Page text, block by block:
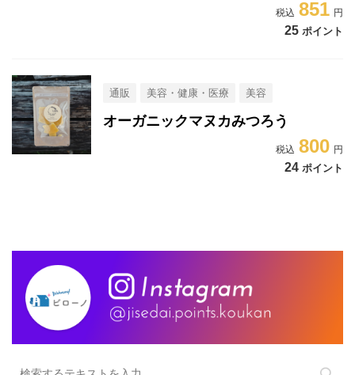
851
25 ポイント
通販 美容・健康・医療 美容
オーガニックマヌカみつろう
800
24 ポイント